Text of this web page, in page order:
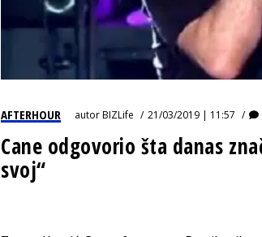
AFTERHOUR autorBIZLife 21/03/2019 | 11:57
Cane odgovorio šta danas
svoj“